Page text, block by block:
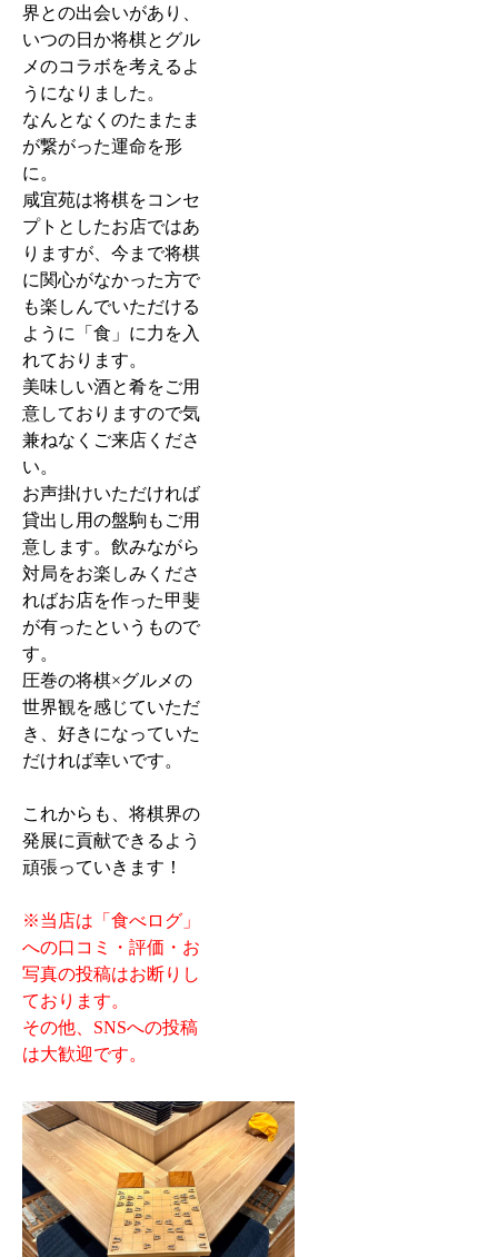
界との出会いがあり、
いつの日か将棋とグル
メのコラボを考えるよ
うになりました。
なんとなくのたまたま
が繋がった運命を形
に。
咸宜苑は将棋をコンセ
プトとしたお店ではあ
りますが、今まで将棋
に関心がなかった方で
も楽しんでいただける
ように「食」に力を入
れております。
美味しい酒と肴をご用
意しておりますので気
兼ねなくご来店くださ
い。
お声掛けいただければ
貸出し用の盤駒もご用
意します。飲みながら
対局をお楽しみくださ
ればお店を作った甲斐
が有ったというもので
す。
圧巻の将棋×グルメの
世界観を感じていただ
き、好きになっていた
だければ幸いです。
これからも、将棋界の
発展に貢献できるよう
頑張っていきます！
※当店は「食べログ」
への口コミ・評価・お
写真の投稿はお断りし
ております。
その他、SNSへの投稿
は大歓迎です。